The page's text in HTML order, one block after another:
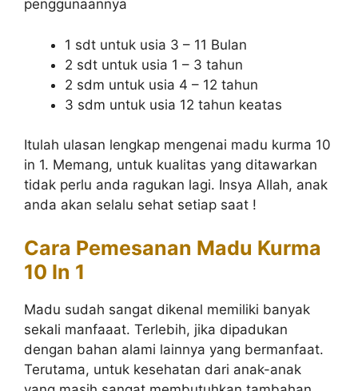
penggunaannya
1 sdt untuk usia 3 – 11 Bulan
2 sdt untuk usia 1 – 3 tahun
2 sdm untuk usia 4 – 12 tahun
3 sdm untuk usia 12 tahun keatas
Itulah ulasan lengkap mengenai madu kurma 10
in 1. Memang, untuk kualitas yang ditawarkan
tidak perlu anda ragukan lagi. Insya Allah, anak
anda akan selalu sehat setiap saat !
Cara Pemesanan Madu Kurma
10 In 1
Madu sudah sangat dikenal memiliki banyak
sekali manfaaat. Terlebih, jika dipadukan
dengan bahan alami lainnya yang bermanfaat.
Terutama, untuk kesehatan dari anak-anak